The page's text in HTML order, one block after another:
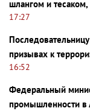
шлангом и
17:27
призывах к
16:52
Федеральный
промышленности в